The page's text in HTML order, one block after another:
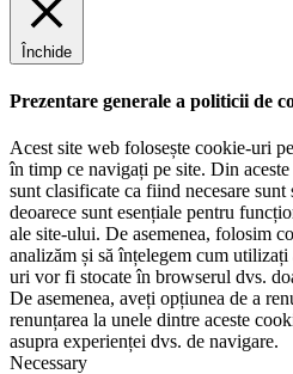
Închide
Prezentare generale a politicii de
Acest site web folosește cookie-uri
în timp ce navigați pe site. Din
sunt clasificate ca fiind necesare
deoarece sunt esențiale pentru
ale site-ului. De asemenea, folosim
analizăm și să înțelegem cum
uri vor fi stocate în browserul dvs.
De asemenea, aveți opțiunea de a
renunțarea la unele dintre aceste
asupra experienței dvs. de navigare.
Necessary